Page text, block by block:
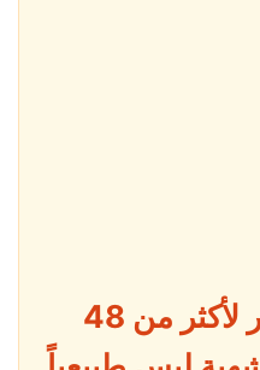
الخمول المستمر لأكثر من 48